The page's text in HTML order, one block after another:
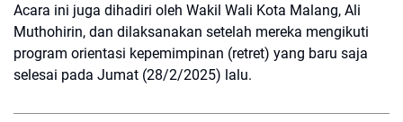
Acara ini juga dihadiri oleh Wakil Wali Kota Malang, Ali
Muthohirin, dan dilaksanakan setelah mereka mengikuti
program orientasi kepemimpinan (retret) yang baru saja
selesai pada Jumat (28/2/2025) lalu.